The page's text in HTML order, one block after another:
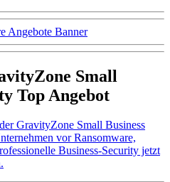
Small
Top Angebot
GravityZone Small Business
vor Ransomware,
Business-Security jetzt